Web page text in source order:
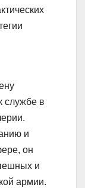
службе в
и
он
и
армии.